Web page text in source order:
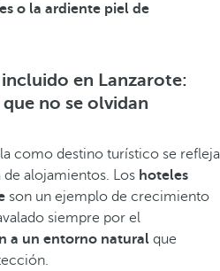
o la ardiente piel de
en Lanzarote:
no se olvidan
como destino turístico se refleja
alojamientos. Los hoteles
son un ejemplo de crecimiento
siempre por el
a un entorno natural que